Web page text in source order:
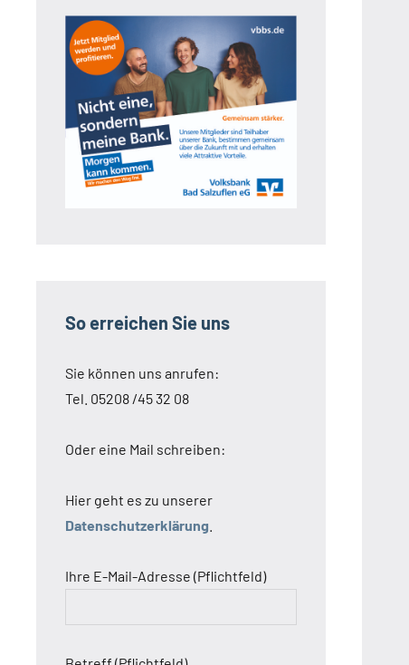
So erreichen Sie uns
Sie können uns anrufen:
Tel. 05208 /45 32 08
Oder eine Mail schreiben:
Hier geht es zu unserer
Datenschutzerklärung
Ihre E-Mail-Adresse (Pflichtfeld)